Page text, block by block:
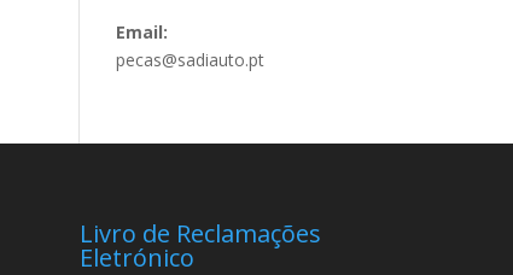
Email:
pecas@sadiauto.pt
Livro de Reclamações
Eletrónico